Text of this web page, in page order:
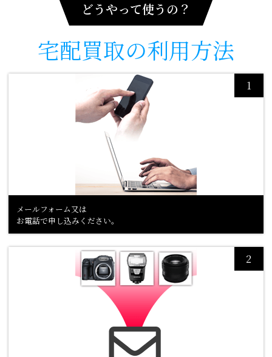
どうやって使うの？
宅配買取の利用方法
メールフォーム又は
お電話で申し込みください。